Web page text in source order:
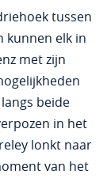
tussen
kunnen elk in
met zijn
beide
in het
lonkt naar
van het